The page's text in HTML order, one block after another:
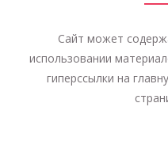
Сайт может
использовании
гиперссылки на